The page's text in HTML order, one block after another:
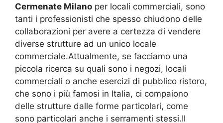
Cermenate Milano per locali commerciali, sono
tanti i professionisti che spesso chiudono delle
collaborazioni per avere a certezza di vendere
diverse strutture ad un unico locale
commerciale.Attualmente, se facciamo una
piccola ricerca su quali sono i negozi, locali
commerciali o anche esercizi di pubblico ristoro,
che sono i più famosi in Italia, ci compaiono
delle strutture dalle forme particolari, come
sono particolari anche i serramenti stessi.Il